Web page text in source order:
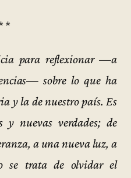
*
para reflexionar —a
sobre lo que ha
y la de nuestro país. Es
y nuevas verdades; de
a una nueva luz, a
se trata de olvidar el